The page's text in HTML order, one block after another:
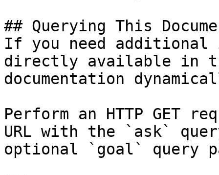
## Querying This
If you need
directly available in
documentation
Perform an HTTP GET
URL with the `ask`
optional `goal` query